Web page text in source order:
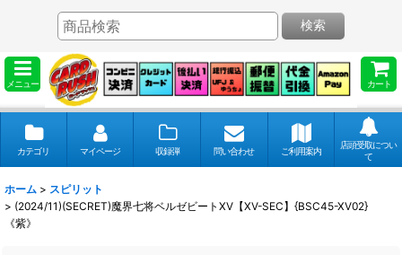
メニュー カート
検索
カテゴリ マイページ 収録弾 問い合わせ ご利用案内
店頭受取につい
て
ホーム > スピリット
> (2024/11)(SECRET)魔界七将ベルゼビートXV【XV-SEC】{BSC45-XV02}
《紫》